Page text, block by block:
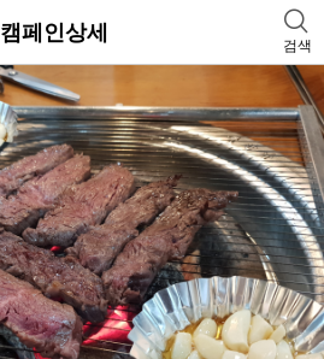
캠페인상세
검색